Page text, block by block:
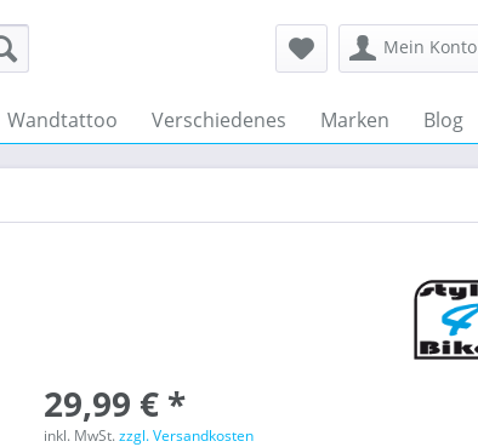
Mein Konto
Wandtattoo Verschiedenes Marken Blog
29,99 € *
inkl. MwSt.zzgl. Versandkosten